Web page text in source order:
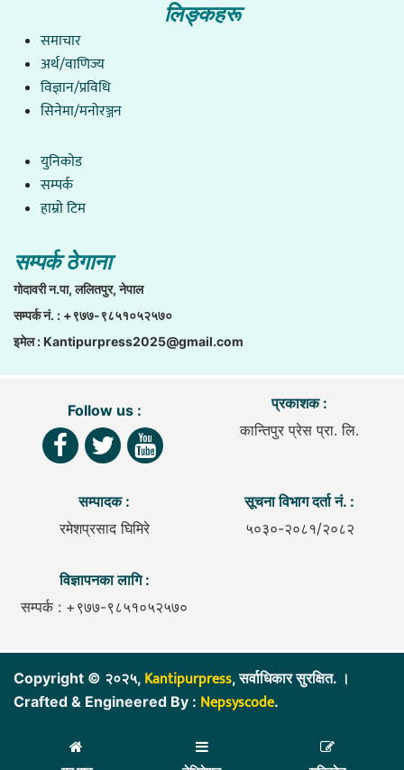
लिङ्कहरू
समाचार
अर्थ/वाणिज्य
विज्ञान/प्रविधि
सिनेमा/मनोरञ्जन
युनिकाेड
सम्पर्क
हाम्राे टिम
सम्पर्क ठेगाना
गाेदावरी न.पा, ललितपुर, नेपाल
सम्पर्क नं. : +९७७-९८५१०५२५७०
इमेल :Kantipurpress2025@gmail.com
Follow us :
प्रकाशक :
कान्तिपुर प्रेस प्रा. लि.
सम्पादक :
रमेशप्रसाद घिमिरे
सूचना विभाग दर्ता नं. :
५०३०-२०८१/२०८२
विज्ञापनका लागि :
सम्पर्क : +९७७-९८५१०५२५७०
Copyright © २०२५, Kantipurpress, सर्वाधिकार सुरक्षित. ।
Crafted & Engineered By : Nepsyscode.